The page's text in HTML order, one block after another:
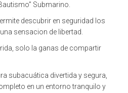
Submarino.
descubrir en seguridad los
sensacion de libertad.
solo la ganas de compartir
subacuática divertida y segura,
en un entorno tranquilo y